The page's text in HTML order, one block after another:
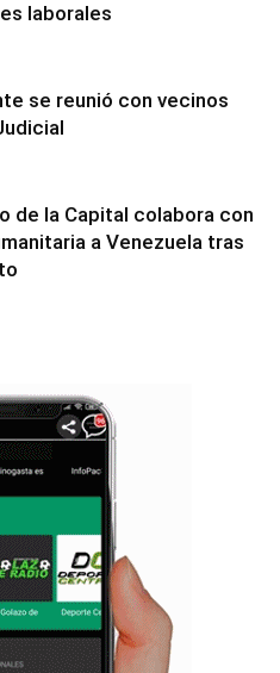
laborales
se reunió con vecinos
de la Capital colabora con
a Venezuela tras